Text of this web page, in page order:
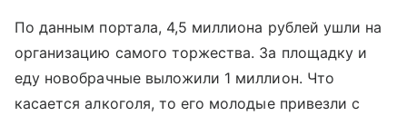
По данным портала, 4,5 миллиона рублей ушли на
организацию самого торжества. За площадку и
еду новобрачные выложили 1 миллион. Что
касается алкоголя, то его молодые привезли с